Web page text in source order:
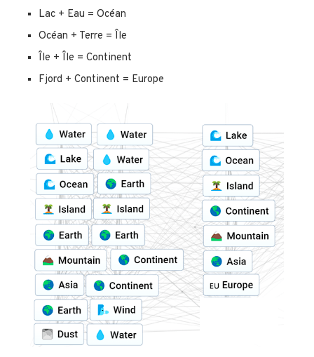
Lac + Eau = Océan
Océan + Terre = Île
Île + Île = Continent
Fjord + Continent = Europe